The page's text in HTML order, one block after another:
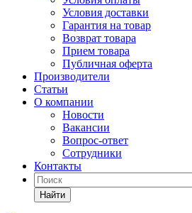
Условия доставки
Гарантия на товар
Возврат товара
Прием товара
Публичная оферта
Производители
Статьи
О компании
Новости
Вакансии
Вопрос-ответ
Сотрудники
Контакты
Найти